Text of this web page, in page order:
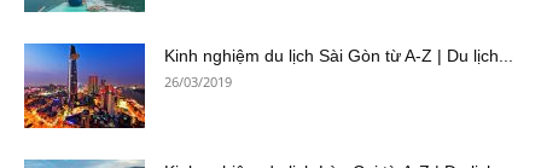
Kinh nghiệm du lịch Sài Gòn từ A-Z | Du lịch...
26/03/2019